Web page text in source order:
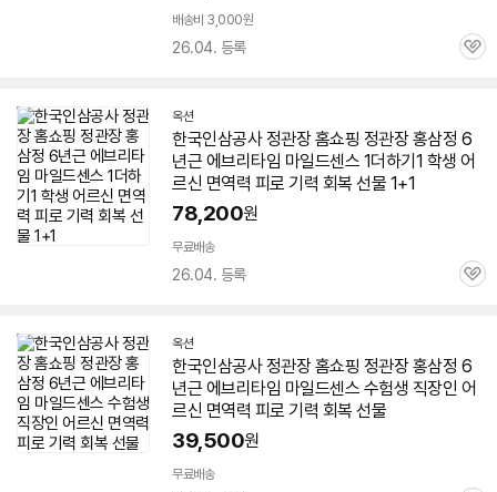
배송비 3,000원
26.04. 등록
관
옥션
한국인삼공사 정관장 홈쇼핑 정관장홍삼정 6
년근 에브리타임 마일드센스 1더하기1 학생 어
르신 면역력 피로 기력 회복 선물 1+1
78,200원
무료배송
26.04. 등록
관
옥션
한국인삼공사 정관장 홈쇼핑 정관장홍삼정 6
년근 에브리타임 마일드센스 수험생 직장인 어
르신 면역력 피로 기력 회복 선물
39,500원
무료배송